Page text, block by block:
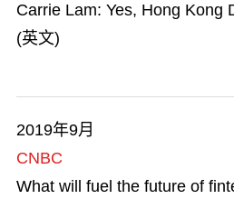
Carrie Lam: Yes, Hong Kong
(英文)
2019年9月
CNBC
What will fuel the future of